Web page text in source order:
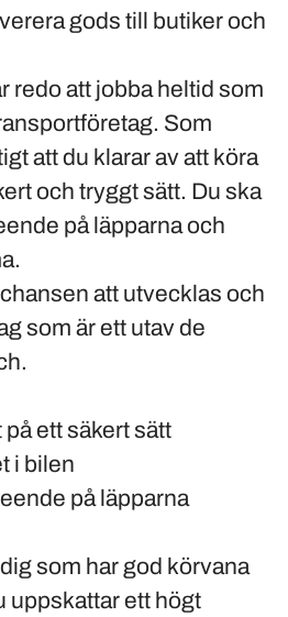
gods till butiker och
redo att jobba heltid som
Som
att du klarar av att köra
och tryggt sätt. Du ska
på läpparna och
att utvecklas och
som är ett utav de
ett säkert sätt
i bilen
på läpparna
som har god körvana
uppskattar ett högt